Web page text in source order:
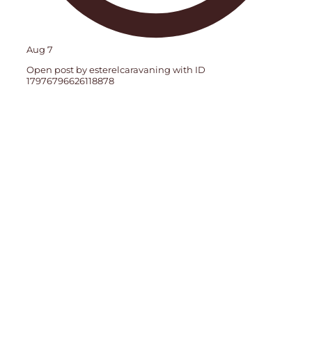
Aug 7
Open post by esterelcaravaning with ID
17976796626118878